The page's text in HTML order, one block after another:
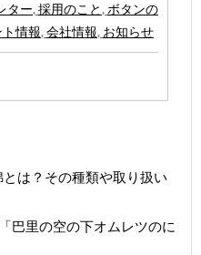
ター, 採用のこと , ボタンの
情報, 会社情報, お知らせ
は？その種類や取り扱い
巴里の空の下オムレツのに